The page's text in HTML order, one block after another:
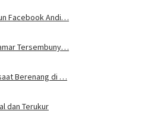
Facebook Andi…
Tersembuny…
Berenang di …
dan Terukur